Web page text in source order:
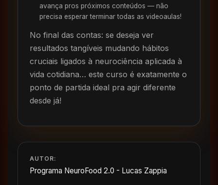
avança pros próximos conteúdos — não
precisa esperar terminar todas as videoaulas!
No final das contas: se deseja ver
resultados tangíveis mudando hábitos
cruciais ligados à neurociência aplicada à
vida cotidiana… este curso é exatamente o
ponto de partida ideal pra agir diferente
desde já!
AUTOR:
Programa NeuroFood 2.0 - Lucas Zappia